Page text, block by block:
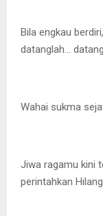
Bila engkau
datanglah…
Wahai sukma
Jiwa ragamu kini
perintahkan